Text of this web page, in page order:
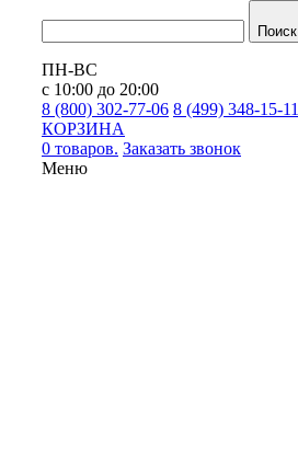
Поиск
ПН-ВС
с 10:00 до 20:00
8 (800) 302-77-06 8 (499) 348-15-11
КОРЗИНА
0 товаров. Заказать звонок
Меню